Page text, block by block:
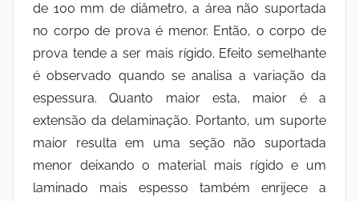
de 100 mm de diâmetro, a área não suportada
no corpo de prova é menor. Então, o corpo de
prova tende a ser mais rígido. Efeito semelhante
é observado quando se analisa a variação da
espessura. Quanto maior esta, maior é a
extensão da delaminação. Portanto, um suporte
maior resulta em uma seção não suportada
menor deixando o material mais rígido e um
laminado mais espesso também enrijece a